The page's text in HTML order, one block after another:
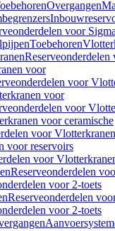
Overgangen
voor Sigma
Toebehoren
Reserveonderdelen
voor
voor
voor
voor
voor ceramische
voor
voor reservoirs
voor
Reserveonderdelen
voor 2-toets
Reserveonderdelen
voor 2-toets